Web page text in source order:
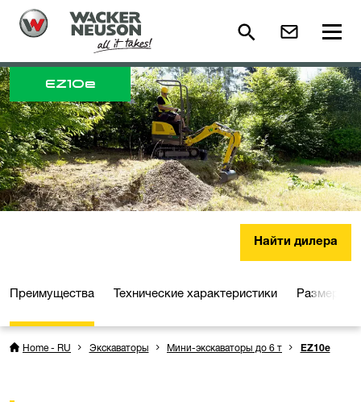
EZ10e
Найти дилера
Преимущества Технические характеристики Размеры
Home - RU Экскаваторы Мини-экскаваторы до 6 т EZ10e